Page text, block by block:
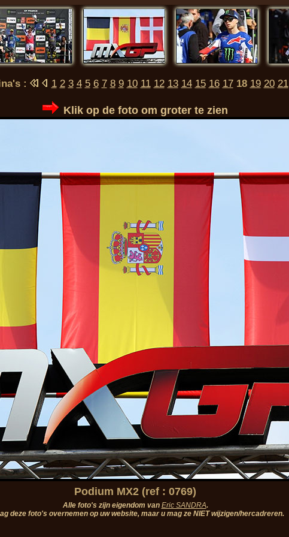
: 1 2 3 4 5 6 7 8 9 10 11 12 13 14 15 16 1718 19 20 21
Klik op de foto om groter te zien
Podium MX2 (ref : 0769)
Alle foto's zijn eigendom van Eric SANDRA.
deze foto's overnemen op uw website, maar u mag ze NIET wijzigen/hercadreren.